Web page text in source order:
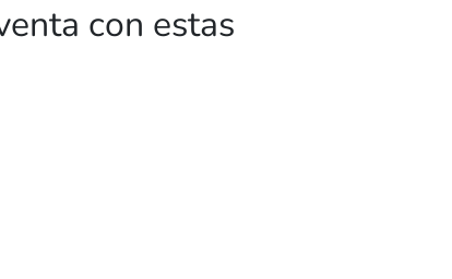
con estas